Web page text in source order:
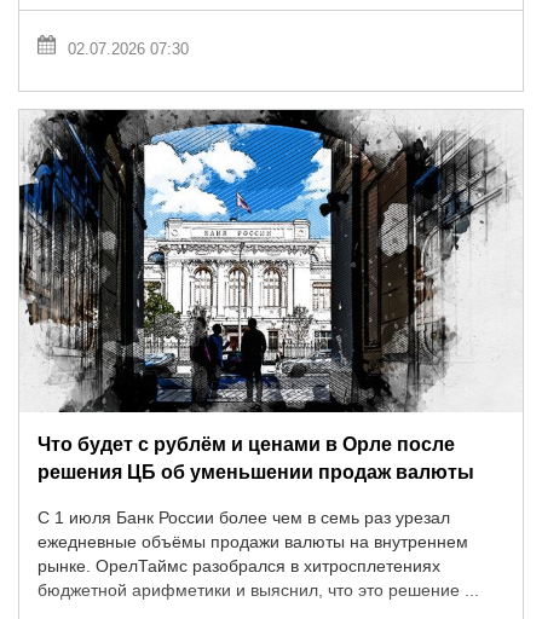
02.07.2026 07:30
Что будет с рублём и ценами в Орле после
решения ЦБ об уменьшении продаж валюты
С 1 июля Банк России более чем в семь раз урезал
ежедневные объёмы продажи валюты на внутреннем
рынке. ОрелТаймс разобрался в хитросплетениях
бюджетной арифметики и выяснил, что это решение ...